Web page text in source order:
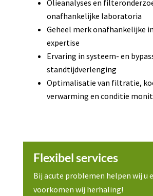
Olieanalyses en
onafhankelijke laboratoria
Geheel merk onafhankelijke
expertise
Ervaring in systeem- en
standtijdverlenging
Optimalisatie van filtratie,
verwarming en conditie
Flexibel services
Bij acute problemen helpen wij u
voorkomen wij herhaling!